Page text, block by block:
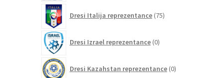
Dresi Italija reprezentance 75izdelkov
Dresi Izrael reprezentance 0izdelkov
Dresi Kazahstan reprezentance 0izdelkov